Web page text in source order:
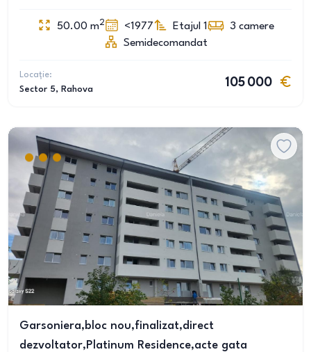
50.00 m2 <1977 Etajul 1 3 camere
Semidecomandat
Locație:
Sector 5, Rahova
105 000
Garsoniera,bloc nou,finalizat,direct
dezvoltator,Platinum Residence,acte gata